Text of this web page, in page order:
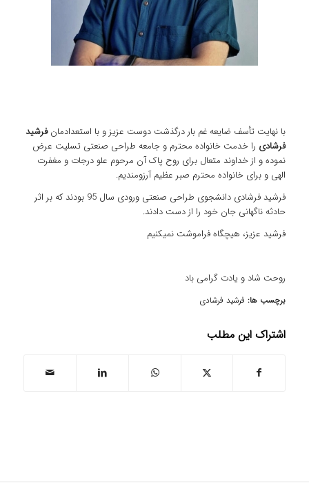
با نهایت تأسف ضایعه غم بار درگذشت دوست عزیز و با استعدادمانفرشید
فرشادی را خدمت خانواده محترم و جامعه طراحی صنعتی تسلیت عرض
نموده و از خداوند متعال برای روح پاک آن مرحوم علو درجات و مغفرت
الهی و برای خانواده محترم صبر عظیم آرزومندیم.
فرشید فرشادی دانشجوی طراحی صنعتی ورودی سال 95 بودند که بر اثر
حادثه ناگهانی جان خود را از دست دادند.
فرشید عزیز، هیچگاه فراموشت نمیکنیم
روحت شاد و یادت گرامی باد
برچسب ها: فرشید فرشادی
اشتراک این مطلب